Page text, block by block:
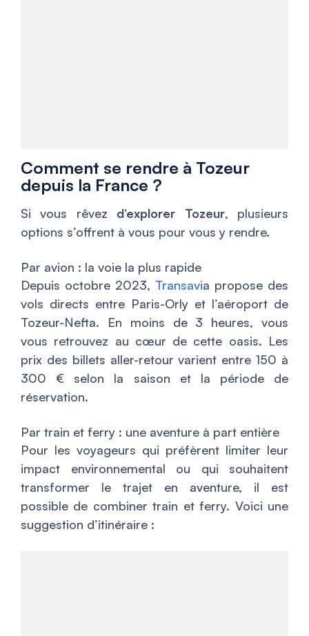
Comment se rendre à Tozeur
depuis la France ?
Si vous rêvez d’explorer Tozeur, plusieurs
options s’offrent à vous pour vous y rendre.
Par avion : la voie la plus rapide
Depuis octobre 2023, Transavia propose des
vols directs entre Paris-Orly et l’aéroport de
Tozeur-Nefta. En moins de 3 heures, vous
vous retrouvez au cœur de cette oasis. Les
prix des billets aller-retour varient entre 150 à
300 € selon la saison et la période de
réservation.
Par train et ferry : une aventure à part entière
Pour les voyageurs qui préfèrent limiter leur
impact environnemental ou qui souhaitent
transformer le trajet en aventure, il est
possible de combiner train et ferry. Voici une
suggestion d’itinéraire :